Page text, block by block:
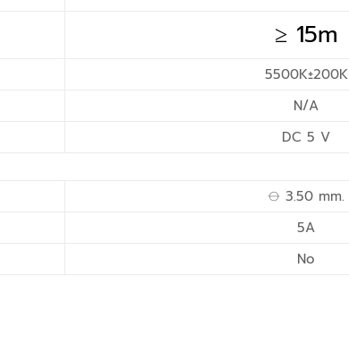
≥ 15m
5500K±200K
N/A
DC 5 V
⦵ 3.50 mm.
5A
No